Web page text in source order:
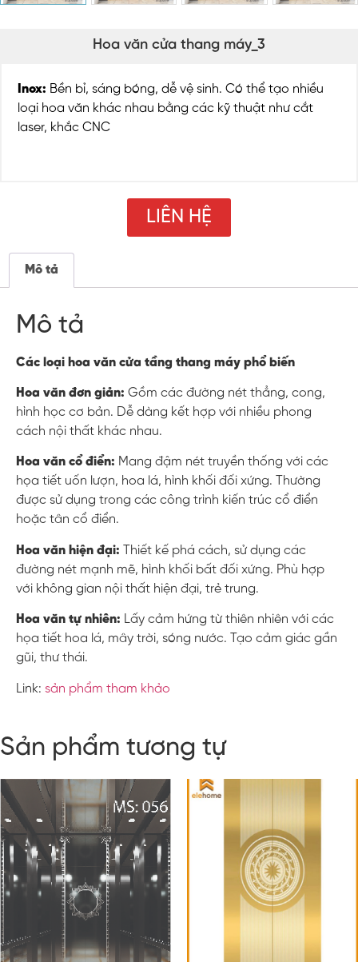
Hoa văn cửa thang máy_3
Inox: Bền bỉ, sáng bóng, dễ vệ sinh. Có thể tạo nhiều
loại hoa văn khác nhau bằng các kỹ thuật như cắt
laser, khắc CNC
LIÊN HỆ
Mô tả
Mô tả
Các loại hoa văn cửa tầng thang máy phổ biến
Hoa văn đơn giản: Gồm các đường nét thẳng, cong,
hình học cơ bản. Dễ dàng kết hợp với nhiều phong
cách nội thất khác nhau.
Hoa văn cổ điển: Mang đậm nét truyền thống với các
họa tiết uốn lượn, hoa lá, hình khối đối xứng. Thường
được sử dụng trong các công trình kiến trúc cổ điển
hoặc tân cổ điển.
Hoa văn hiện đại: Thiết kế phá cách, sử dụng các
đường nét mạnh mẽ, hình khối bất đối xứng. Phù hợp
với không gian nội thất hiện đại, trẻ trung.
Hoa văn tự nhiên: Lấy cảm hứng từ thiên nhiên với các
họa tiết hoa lá, mây trời, sóng nước. Tạo cảm giác gần
gũi, thư thái.
Link: sản phẩm tham khảo
Sản phẩm tương tự